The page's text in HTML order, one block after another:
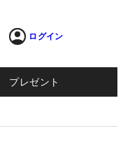
ログイン
プレゼント